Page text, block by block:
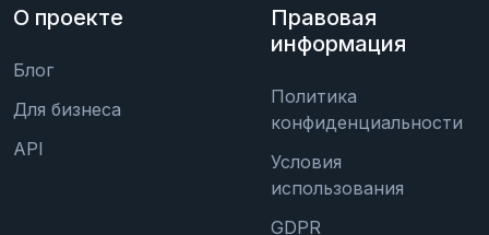
О проекте
Блог
Для бизнеса
API
Правовая
информация
Политика
конфиденциальности
Условия
использования
GDPR